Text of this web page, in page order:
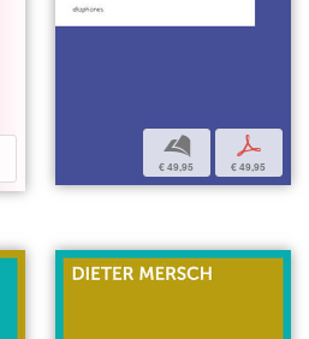
b
€ 49,95
p
€ 49,95